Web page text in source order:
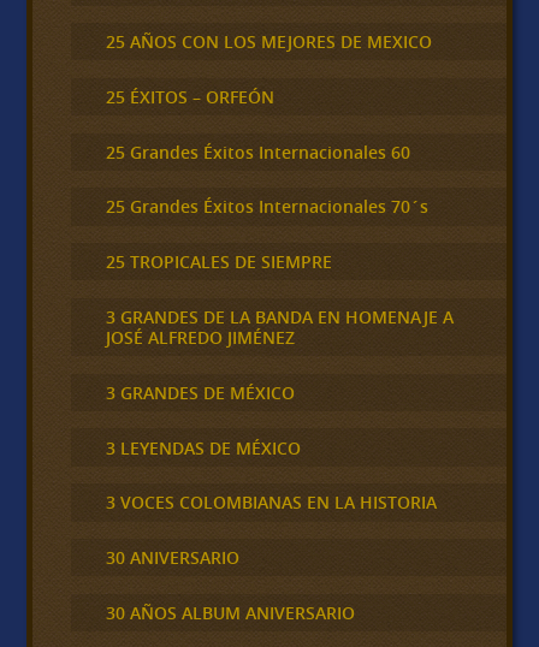
25 AÑOS CON LOS MEJORES DE MEXICO
25 ÉXITOS – ORFEÓN
25 Grandes Éxitos Internacionales 60
25 Grandes Éxitos Internacionales 70´s
25 TROPICALES DE SIEMPRE
3 GRANDES DE LA BANDA EN HOMENAJE A
JOSÉ ALFREDO JIMÉNEZ
3 GRANDES DE MÉXICO
3 LEYENDAS DE MÉXICO
3 VOCES COLOMBIANAS EN LA HISTORIA
30 ANIVERSARIO
30 AÑOS ALBUM ANIVERSARIO